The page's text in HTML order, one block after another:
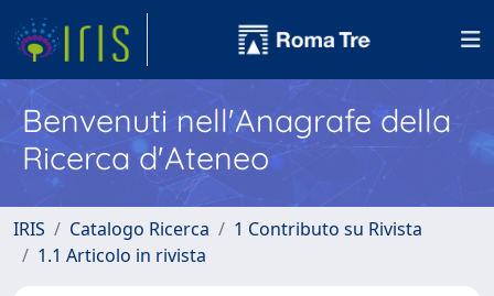
Benvenuti nell'Anagrafe della
Ricerca d'Ateneo
IRIS Catalogo Ricerca
1 Contributo su Rivista
1.1 Articolo in rivista